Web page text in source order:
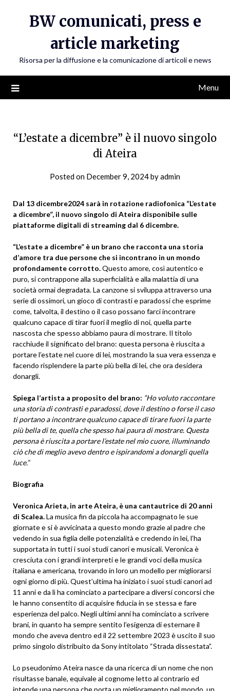
BW comunicati, press e
article marketing
Risorsa per la diffusione e la comunicazione di articoli e news
Menu
“L’estate a dicembre” è il nuovo singolo
di Ateira
Posted on December 9, 2024byadmin
Dal 13 dicembre2024 sarà in rotazione radiofonica “L’estate
a dicembre”, il nuovo singolo di Ateira disponibile sulle
piattaforme digitali di streaming dal 6 dicembre.
“L’estate a dicembre” è un brano che racconta una storia
d’amore tra due persone che si incontrano in un mondo
profondamente corrotto.Questo amore, così autentico e
puro, si contrappone alla superficialità e alla malattia di una
società ormai degradata. La canzone si sviluppa attraverso una
serie di ossimori, un gioco di contrasti e paradossi che esprime
come, talvolta, il destino o il caso possano farci incontrare
qualcuno capace di tirar fuori il meglio di noi, quella parte
nascosta che spesso abbiamo paura di mostrare. Il titolo
racchiude il significato del brano: questa persona è riuscita a
portare l’estate nel cuore di lei, mostrando la sua vera essenza e
facendo risplendere la parte più bella di lei, che ora desidera
donargli.
Spiega l’artista a proposito del brano: “Ho voluto raccontare
una storia di contrasti e paradossi, dove il destino o forse il caso
ti portano a incontrare qualcuno capace di tirare fuori la parte
più bella di te, quella che spesso hai paura di mostrare. Questa
persona è riuscita a portare l’estate nel mio cuore, illuminando
ciò che di meglio avevo dentro e ispirandomi a donargli quella
luce.”
Biografia
Veronica Arieta, in arte Ateira, è una cantautrice di 20 anni
di Scalea.La musica fin da piccola ha accompagnato le sue
giornate e si è avvicinata a questo mondo grazie al padre che
vedendo in sua figlia delle potenzialità e credendo in lei, l’ha
supportata in tutti i suoi studi canori e musicali. Veronica è
cresciuta con i grandi interpreti e le grandi voci della musica
italiana e americana, trovando in loro un modello per migliorarsi
ogni giorno di più. Quest’ultima ha iniziato i suoi studi canori ad
11 anni e da lì ha cominciato a partecipare a diversi concorsi che
le hanno consentito di acquisire fiducia in se stessa e fare
esperienza del palco. Negli ultimi anni ha cominciato a scrivere
brani, in quanto ha sempre sentito l’esigenza di esternare il
mondo che aveva dentro ed il 22 settembre 2023 è uscito il suo
primo singolo distribuito da Sony intitolato “Strada dissestata”.
Lo pseudonimo Ateira nasce da una ricerca di un nome che non
risultasse banale, equivale al cognome letto al contrario ed
intende una persona che porta un miglioramento nel mondo, un